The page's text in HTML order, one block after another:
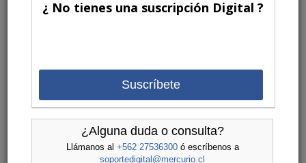
¿ No tienes una suscripción Digital ?
Suscríbete
¿Alguna duda o consulta?
Llámanos al +562 27536300ó escríbenos a
soportedigital@mercurio.cl